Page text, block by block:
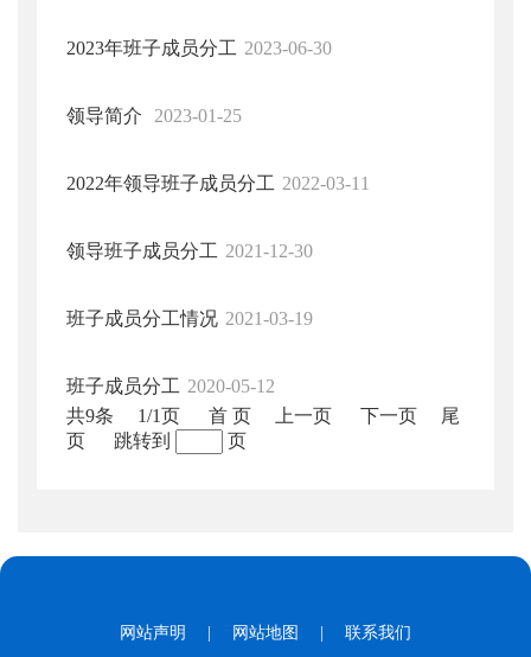
2023年班子成员分工 2023-06-30
领导简介 2023-01-25
2022年领导班子成员分工 2022-03-11
领导班子成员分工 2021-12-30
班子成员分工情况 2021-03-19
班子成员分工 2020-05-12
共9条
1/1页 首 页 上一页 下一页
尾
页
跳转到 页
网站声明 网站地图 联系我们